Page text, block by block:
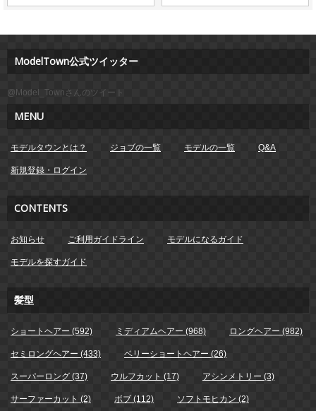
ModelTown公式ツイッター
@Model_Townさんのツイート
MENU
モデルタウンとは？ ジョブの一覧 モデルの一覧 Q&A
新規登録・ログイン
CONTENTS
お知らせ ご利用ガイドライン モデルになるガイド
モデルを探すガイド
髪型
ショートヘアー (592) ミディアムヘアー (968) ロングヘアー (982)
セミロングヘアー (433) ベリーショートヘアー (26)
スーパーロング (37) ウルフカット (17) アシンメトリー (3)
サーファーカット (2) ボブ (112) ソフトモヒカン (2)